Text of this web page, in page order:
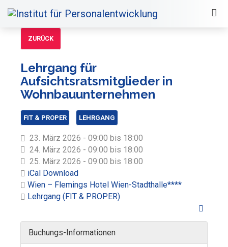
ZURÜCK
Lehrgang für
Aufsichtsratsmitglieder in
Wohnbauunternehmen
FIT & PROPER LEHRGANG
23. März 2026 - 09:00 bis 18:00
24. März 2026 - 09:00 bis 18:00
25. März 2026 - 09:00 bis 18:00
iCal Download
Wien – Flemings Hotel Wien-Stadthalle****
Lehrgang (FIT & PROPER)
Buchungs-Informationen